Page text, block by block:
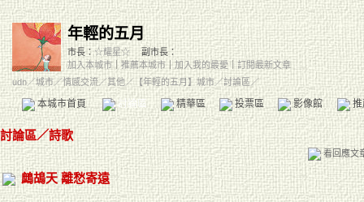
年輕的五月
市長：☆耀星☆
副市長：
加入本城市｜ 推薦本城市 ｜加入我的最愛
訂閱最新文章
udn／城市／情感交流／其他／ 【年輕的五月】城市／討論區／
本城市首頁 討論區 精華區 投票區 影像館 推
討論區／詩歌
看回應文
鷓鴣天 離愁寄遠